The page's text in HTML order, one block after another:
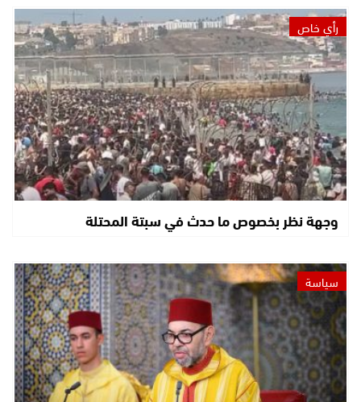
رأي خاص
وجهة نظر بخصوص ما حدث في سبتة المحتلة
سياسة